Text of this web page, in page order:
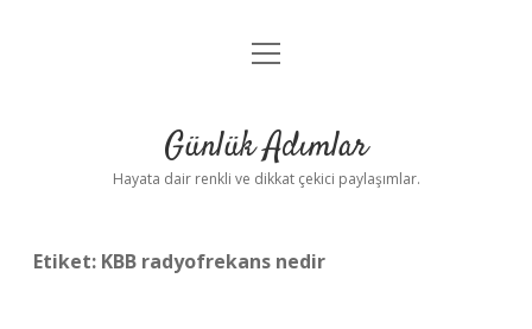
Anasayfa
Yasal Uyarı
menüyü
Günlük Adımlar
Hayata dair renkli ve dikkat çekici paylaşımlar.
Etiket: KBB radyofrekans nedir